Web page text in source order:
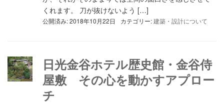
くれます。 刀が抜けないよう […]
公開済み: 2018年10月22日 カテゴリー:建築・設計について
日光金谷ホテル歴史館・金谷侍
屋敷 その心を動かすアプロー
チ